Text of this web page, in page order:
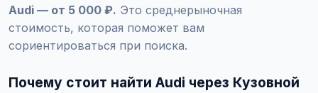
Audi — от 5 000 ₽. Это среднерыночная
стоимость, которая поможет вам
сориентироваться при поиска.
Почему стоит найти Audi через Кузовной